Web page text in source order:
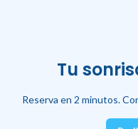
Tu
Reserva en 2 minutos.